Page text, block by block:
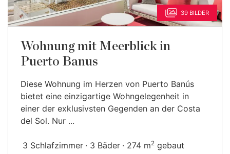
39 BILDER
Wohnung mit Meerblick in
Puerto Banus
Diese Wohnung im Herzen von Puerto Banús
bietet eine einzigartige Wohngelegenheit in
einer der exklusivsten Gegenden an der Costa
del Sol. Nur ...
3 Schlafzimmer 3 Bäder 274 m2 gebaut